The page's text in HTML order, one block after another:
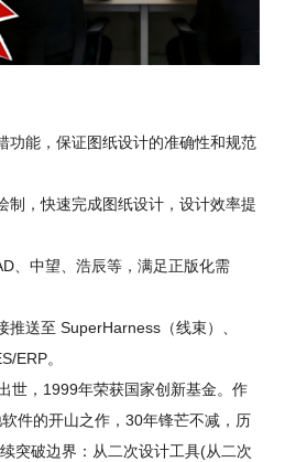
功能，保证图纸设计的准确性和规范
制，快速完成图纸设计，设计效率提
、中望、浩辰等，满足正版化需
推送至 SuperHarness（线束）、
ERP。
世，1999年荣获国家创新基金。作
件的开山之作，30年锋芒不减，历
突破边界：从二次设计工具(从二次